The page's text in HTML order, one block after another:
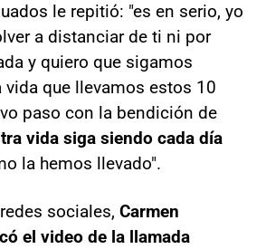
le repitió: "es en serio, yo
a distanciar de ti ni por
y quiero que sigamos
que llevamos estos 10
paso con la bendición de
vida siga siendo cada día
la hemos llevado".
sociales, Carmen
el video de la llamada